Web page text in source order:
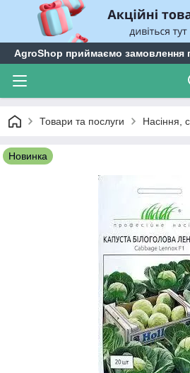
AgroShop приймаємо замовлення
Товари та послуги Насіння,
Новинка